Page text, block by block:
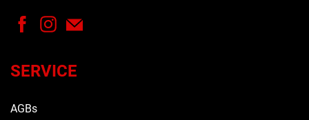
SERVICE
AGBs